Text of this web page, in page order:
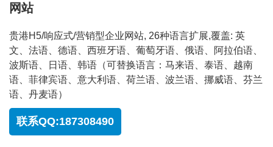
网站
贵港H5/响应式/营销型企业网站, 26种语言扩展,覆盖: 英
文、法语、德语、西班牙语、葡萄牙语、俄语、阿拉伯语、
波斯语、日语、韩语（可替换语言：马来语、泰语、越南
语、菲律宾语、意大利语、荷兰语、波兰语、挪威语、芬兰
语、丹麦语）
联系QQ:187308490